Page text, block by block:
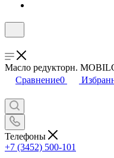
Масло редукторн.
Сравнение0
Телефоны
+7 (3452) 500-101